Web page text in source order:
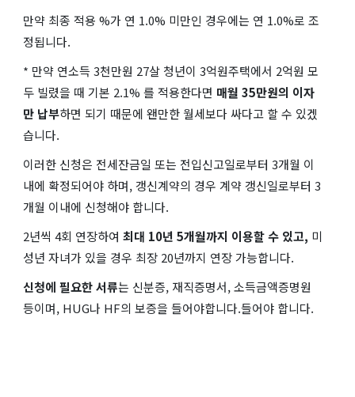
만약 최종 적용 %가 연 1.0% 미만인 경우에는 연 1.0%로 조
정됩니다.
* 만약 연소득 3천만원 27살 청년이 3억원주택에서 2억원 모
두 빌렸을 때 기본 2.1% 를 적용한다면 매월 35만원의 이자
만 납부하면 되기 때문에 왠만한 월세보다 싸다고 할 수 있겠
습니다.
이러한 신청은 전세잔금일 또는 전입신고일로부터 3개월 이
내에 확정되어야 하며, 갱신계약의 경우 계약 갱신일로부터 3
개월 이내에 신청해야 합니다.
2년씩 4회 연장하여 최대 10년 5개월까지 이용할 수 있고, 미
성년 자녀가 있을 경우 최장 20년까지 연장 가능합니다.
신청에 필요한 서류는 신분증, 재직증명서, 소득금액증명원
등이며, HUG나 HF의 보증을 들어야합니다.들어야 합니다.